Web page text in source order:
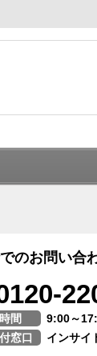
のお問い合
間
9:00～
窓口
インサイ